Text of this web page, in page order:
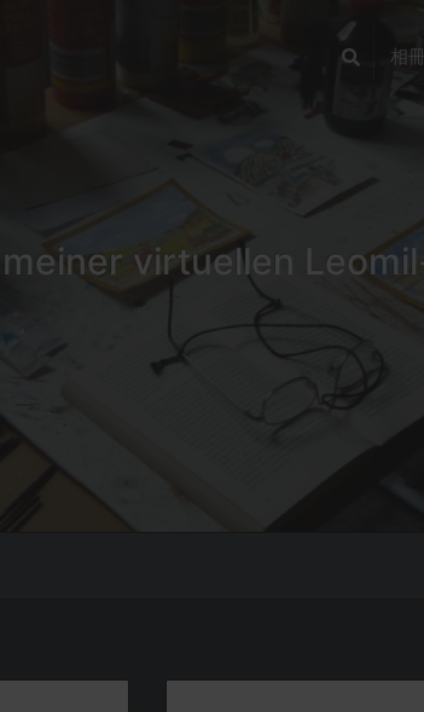
相冊
virtuellen